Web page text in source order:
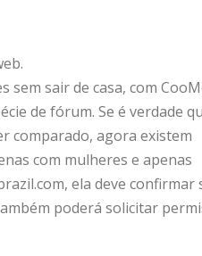
sair de casa, com
de fórum. Se é verdade
comparado, agora existem
com mulheres e apenas
ela deve confirmar
poderá solicitar